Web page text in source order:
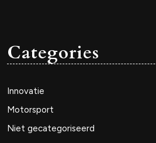
Categories
Innovatie
Motorsport
Niet gecategoriseerd